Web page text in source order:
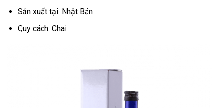
Sản xuất tại: Nhật Bản
Quy cách: Chai